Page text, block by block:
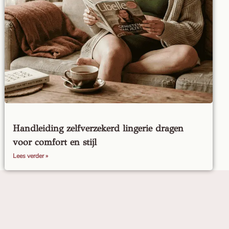
Handleiding zelfverzekerd lingerie dragen
voor comfort en stijl
Lees verder »